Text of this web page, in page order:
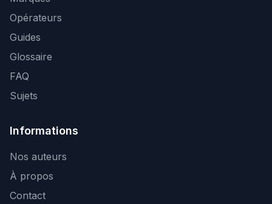
Opérateurs
Guides
Glossaire
FAQ
Sujets
Informations
Nos auteurs
À propos
Contact